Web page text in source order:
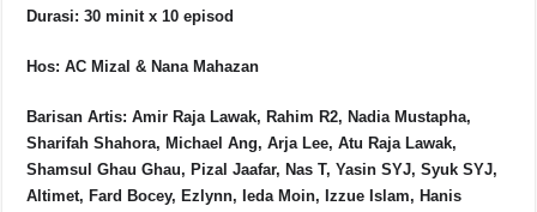
Durasi: 30 minit x 10 episod
Hos: AC Mizal & Nana Mahazan
Barisan Artis: Amir Raja Lawak, Rahim R2, Nadia Mustapha,
Sharifah Shahora, Michael Ang, Arja Lee, Atu Raja Lawak,
Shamsul Ghau Ghau, Pizal Jaafar, Nas T, Yasin SYJ, Syuk SYJ,
Altimet, Fard Bocey, Ezlynn, Ieda Moin, Izzue Islam, Hanis